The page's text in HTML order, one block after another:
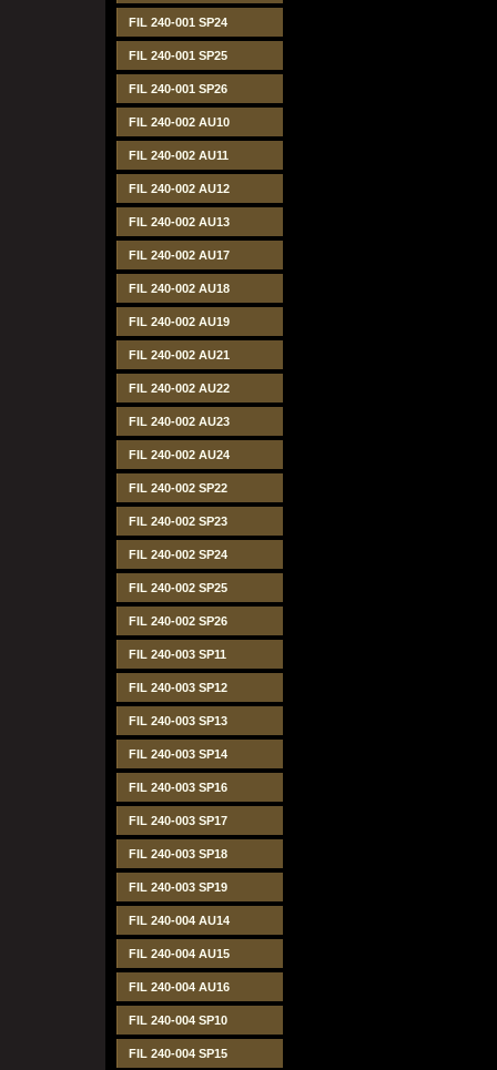
FIL 240-001 SP24
FIL 240-001 SP25
FIL 240-001 SP26
FIL 240-002 AU10
FIL 240-002 AU11
FIL 240-002 AU12
FIL 240-002 AU13
FIL 240-002 AU17
FIL 240-002 AU18
FIL 240-002 AU19
FIL 240-002 AU21
FIL 240-002 AU22
FIL 240-002 AU23
FIL 240-002 AU24
FIL 240-002 SP22
FIL 240-002 SP23
FIL 240-002 SP24
FIL 240-002 SP25
FIL 240-002 SP26
FIL 240-003 SP11
FIL 240-003 SP12
FIL 240-003 SP13
FIL 240-003 SP14
FIL 240-003 SP16
FIL 240-003 SP17
FIL 240-003 SP18
FIL 240-003 SP19
FIL 240-004 AU14
FIL 240-004 AU15
FIL 240-004 AU16
FIL 240-004 SP10
FIL 240-004 SP15